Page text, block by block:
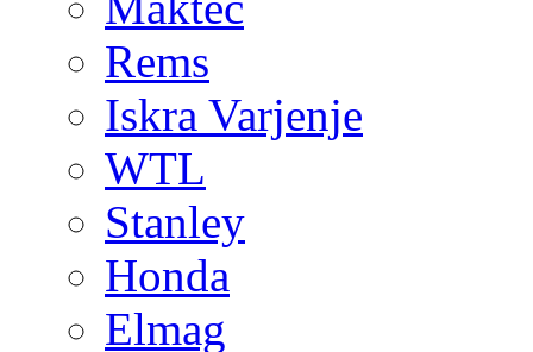
Rems
Iskra Varjenje
WTL
Stanley
Honda
Elmag